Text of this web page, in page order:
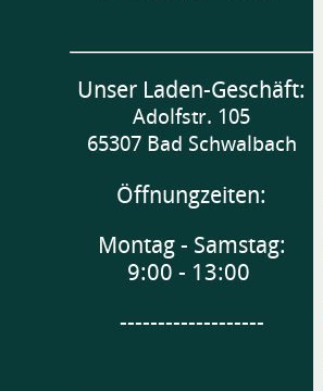
Unser Laden-Geschäft:
Adolfstr. 105
65307 Bad Schwalbach
Öffnungzeiten:
Montag - Samstag:
9:00 - 13:00
-------------------